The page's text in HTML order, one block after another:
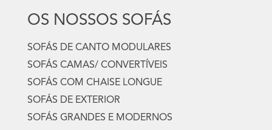
OS NOSSOS SOFÁS
SOFÁS DE CANTO MODULARES
SOFÁS CAMAS/ CONVERTÍVEIS
SOFÁS COM CHAISE LONGUE
SOFÁS DE EXTERIOR
SOFÁS GRANDES E MODERNOS